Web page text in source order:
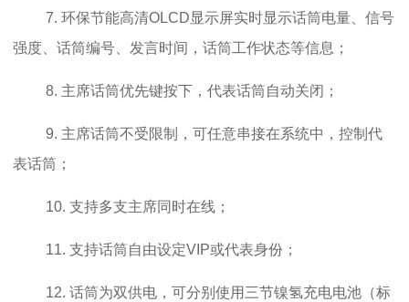
7. 环保节能高清OLCD显示屏实时显示话筒电量、信号
强度、话筒编号、发言时间，话筒工作状态等信息；
8. 主席话筒优先键按下，代表话筒自动关闭；
9. 主席话筒不受限制，可任意串接在系统中，控制代
表话筒；
10. 支持多支主席同时在线；
11. 支持话筒自由设定VIP或代表身份；
12. 话筒为双供电，可分别使用三节镍氢充电电池（标